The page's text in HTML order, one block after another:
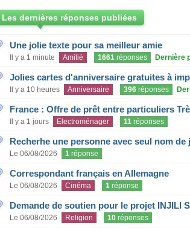
Les dernières réponses publiées
Une jolie texte pour sa meilleur amie
Il y a 1 minute Amitié 1661réponses Dernière
Jolies cartes d'anniversaire gratuites à
Il y a 10 heures Anniversaire 396réponses
France : Offre de prêt entre particuliers
Il y a 1 jours Electroménager 11réponses
Recherhe une personne avec seul nom de
Le 06/08/2026 1réponse
Correspondant français en Allemagne
Le 06/08/2026 Cinéma 1réponse
Demande de soutien pour le projet INJILI
Le 06/08/2026 Religion 10réponses